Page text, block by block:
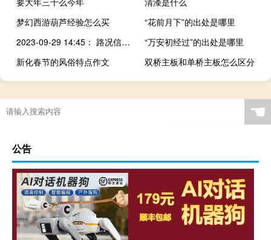
梦幻西游葫芦经验怎么买
“花前月下”的出处是哪里
2023-09-29 14:45： 路况信息：2023年9月29日13时，泉南高速衡枣段珠山收费站附近以东K962处西往东因一辆货车货物散落占用行车道和应急车道，至14时40分已处理完毕。 ​​​
“万安初经过”的出处是哪里
新化春节的风俗特点作文
双桥主板和单桥主板怎么区分
☚
公告